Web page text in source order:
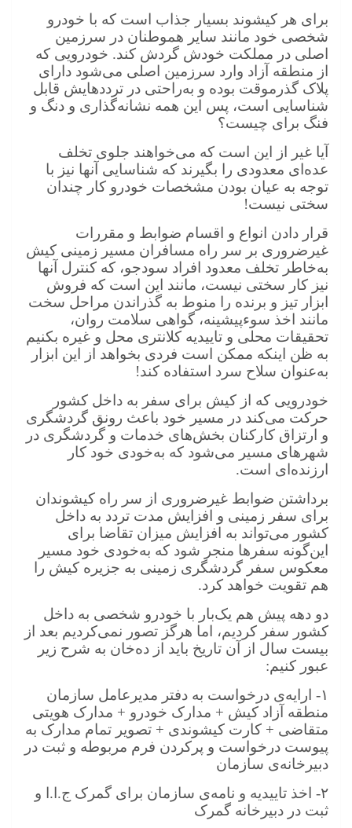
برای هر کیشوند بسیار جذاب است که با خودرو
شخصی خود مانند سایر هموطنان در سرزمین
اصلی در مملکت خودش گردش کند. خودرویی که
از منطقه آزاد وارد سرزمین اصلی می‌شود دارای
پلاک گذرموقت بوده و به‌راحتی در ترددهایش قابل
شناسایی است، پس این همه نشانه‌گذاری و دنگ و
فنگ برای چیست؟
آیا غیر از این است که می‌خواهند جلوی تخلف
عده‌ای معدودی را بگیرند که شناسایی آنها نیز با
توجه به عیان بودن مشخصات خودرو کار چندان
سختی نیست!
قرار دادن انواع و اقسام ضوابط و مقررات
غیرضروری بر سر راه مسافران ‌مسیر زمینی کیش
به‌خاطر تخلف معدود افراد سودجو، که کنترل آنها
نیز کار سختی نیست، مانند این است که فروش
ابزار تیز و برنده را منوط به گذراندن مراحل سخت
مانند اخذ سوءپیشینه، گواهی سلامت روان،
تحقیقات محلی و تاییدیه کلانتری محل و غیره بکنیم
به ظن اینکه ممکن است فردی بخواهد از این ابزار
به‌عنوان سلاح سرد استفاده کند!
خودرویی که از کیش برای سفر به داخل کشور
حرکت می‌کند در مسیر خود باعث رونق گردشگری
و ارتزاق کارکنان بخش‌های خدمات و گردشگری در
شهرهای مسیر می‌شود که به‌خودی خود کار
ارزنده‌ای است.
برداشتن ضوابط غیرضروری از سر راه کیشوندان
برای سفر زمینی و افزایش مدت تردد به داخل
کشور می‌تواند به افزایش میزان تقاضا برای
این‌گونه سفرها منجر شود که به‌خودی خود مسیر
معکوس سفر گردشگری زمینی به جزیره کیش را
هم تقویت خواهد کرد.
دو دهه پیش هم یک‌بار با خودرو شخصی به داخل
کشور سفر کردیم، اما هرگز تصور نمی‌کردیم بعد از
بیست سال از آن تاریخ باید از ده‌خان به شرح زیر
عبور کنیم:
۱-
ارایه‌ی درخواست به دفتر مدیرعامل سازمان
منطقه آزاد کیش + مدارک خودرو + مدارک هویتی
متقاضی + کارت کیشوندی + تصویر تمام مدارک به
پیوست درخواست و پرکردن فرم مربوطه و ثبت در
دبیرخانه‌ی سازمان
۲-
اخذ تاییدیه و نامه‌ی سازمان برای گمرک ج.ا.ا و
ثبت در دبیرخانه گمرک